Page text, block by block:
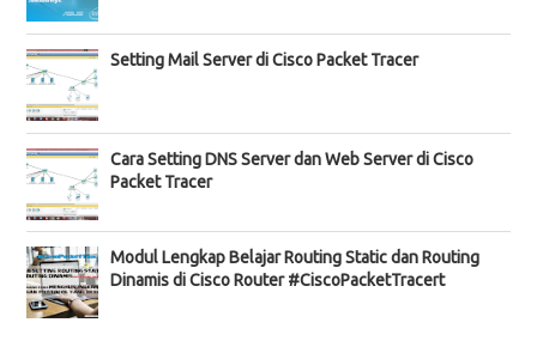
Setting Mail Server di Cisco Packet Tracer
Cara Setting DNS Server dan Web Server di Cisco
Packet Tracer
Modul Lengkap Belajar Routing Static dan Routing
Dinamis di Cisco Router #CiscoPacketTracert